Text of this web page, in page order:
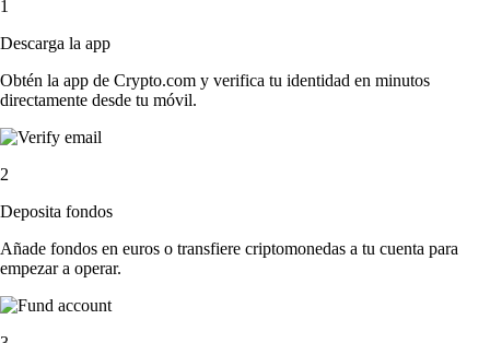
1
Descarga la app
Obtén la app de Crypto.com y verifica tu identidad en minutos
directamente desde tu móvil.
2
Deposita fondos
Añade fondos en euros o transfiere criptomonedas a tu cuenta para
empezar a operar.